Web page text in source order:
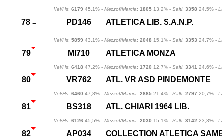
Vel/Hs: 6179 45,1% - Mezzof/Marcia: 1805 13,2% - Salti: 3358 24,5% -
78 = PD146 ATLETICA LIB. S.A.N.P.
Vel/Hs: 5859 43,1% - Mezzof/Marcia: 2048 15,1% - Salti: 3353 24,7% -
79 MI710 ATLETICA MONZA
Vel/Hs: 6418 47,2% - Mezzof/Marcia: 1720 12,7% - Salti: 3341 24,6% -
80 VR762 ATL. VR ASD PINDEMONTE
Vel/Hs: 6460 47,8% - Mezzof/Marcia: 2885 21,4% - Salti: 2797 20,7% -
81 BS318 ATL. CHIARI 1964 LIB.
Vel/Hs: 6126 45,5% - Mezzof/Marcia: 2030 15,1% - Salti: 3142 23,3% -
82 AP034 COLLECTION ATLETICA